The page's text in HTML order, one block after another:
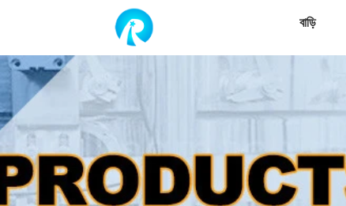
বাড়ি